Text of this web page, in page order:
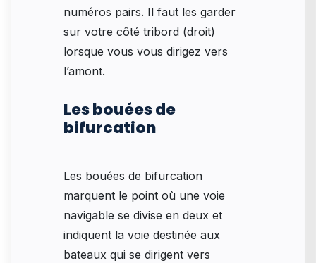
numéros pairs. Il faut les garder
sur votre côté tribord (droit)
lorsque vous vous dirigez vers
l’amont.
Les bouées de
bifurcation
Les bouées de bifurcation
marquent le point où une voie
navigable se divise en deux et
indiquent la voie destinée aux
bateaux qui se dirigent vers